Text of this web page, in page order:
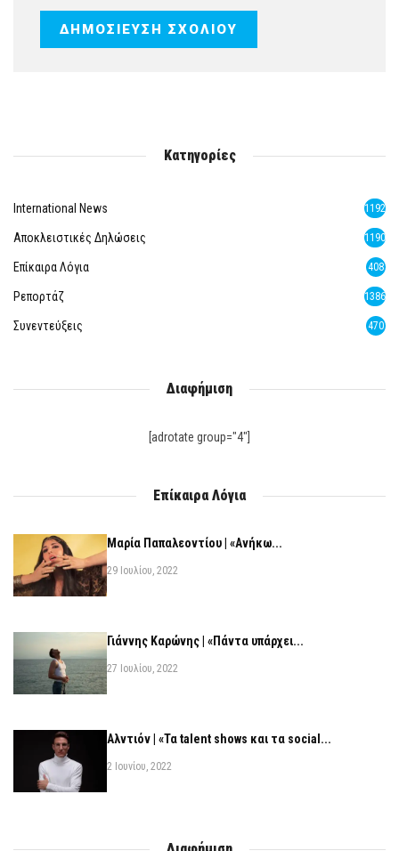
Κατηγορίες
International News 1192
Αποκλειστικές Δηλώσεις 1190
Επίκαιρα Λόγια 408
Ρεπορτάζ 1386
Συνεντεύξεις 470
Διαφήμιση
[adrotate group="4"]
Επίκαιρα Λόγια
Μαρία Παπαλεοντίου | «Ανήκω...
29 Ιουλίου, 2022
Γιάννης Καρώνης | «Πάντα υπάρχει...
27 Ιουλίου, 2022
Αλντιόν | «Τα talent shows και τα social...
2 Ιουνίου, 2022